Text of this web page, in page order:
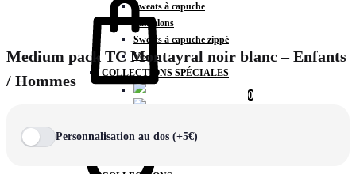
Sweats à capuche
Pantalons
Sweats à capuche zippé
Vestes
COLLECTIONS SPÉCIALES
0
Medium pack TC Montayral noir blanc – Enfants
/ Hommes
Personnalisation au dos (+5€)